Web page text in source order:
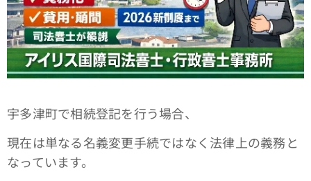
宇多津町で相続登記を行う場合、
現在は単なる名義変更手続ではなく法律上の義務と
なっています。